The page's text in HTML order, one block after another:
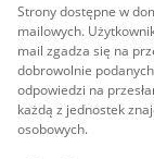
Strony dostępne w
mailowych.
mail zgadza się na
dobrowolnie
odpowiedzi na
każdą z jednostek
osobowych.